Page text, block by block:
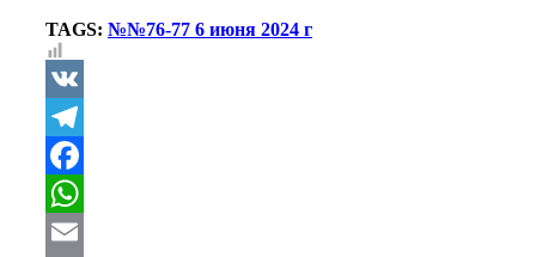
TAGS: №№76-77 6 июня 2024 г
VK
Telegram
Facebook
WhatsApp